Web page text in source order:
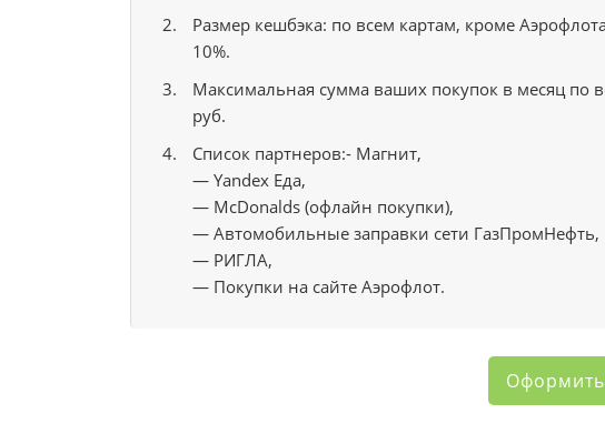
Размер кешбэка: по всем картам, кроме
10%.
Максимальная сумма ваших покупок в месяц по
руб.
Список партнеров:- Магнит,
— Yandex Еда,
— McDonalds (офлайн покупки),
— Автомобильные заправки сети ГазПромНефть,
— РИГЛА,
— Покупки на сайте Аэрофлот.
Оформить